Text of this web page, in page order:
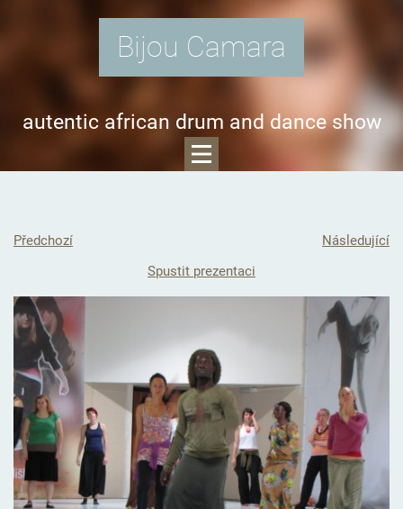
Bijou Camara
autentic african drum and dance show
Předchozí
Následující
Spustit prezentaci